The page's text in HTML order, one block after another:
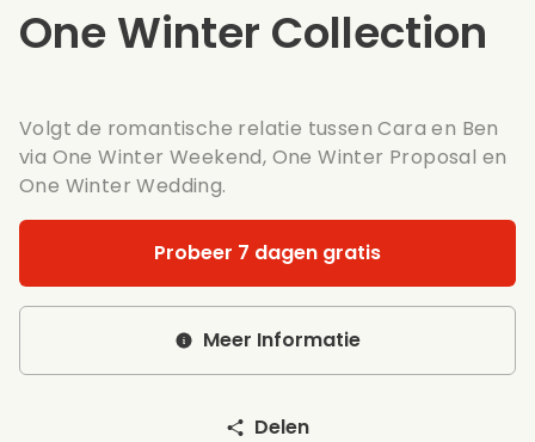
One Winter Collection
Volgt de romantische relatie tussen Cara en Ben
via One Winter Weekend, One Winter Proposal en
One Winter Wedding.
Probeer 7 dagen gratis
Meer Informatie
Delen